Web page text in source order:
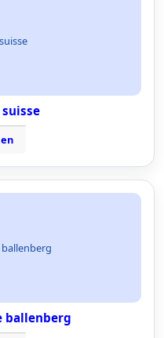
ballenberg